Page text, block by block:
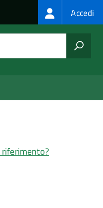
Login
menu
Accedi